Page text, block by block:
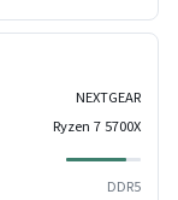
NEXTGEAR
Ryzen 7 5700X
DDR5